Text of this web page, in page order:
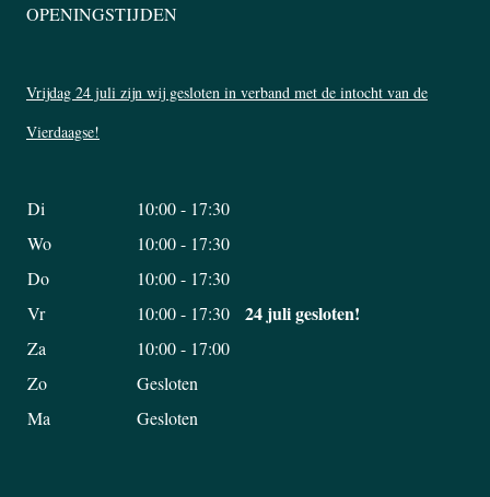
OPENINGSTIJDEN
Vrijdag 24 juli zijn wij gesloten in verband met de intocht van de
Vierdaagse!
Di
10:00 - 17:30
Wo
10:00 - 17:30
Do
10:00 - 17:30
Vr
10:00 - 17:30 24 juli gesloten!
Za
10:00 - 17:00
Zo
Gesloten
Ma
Gesloten